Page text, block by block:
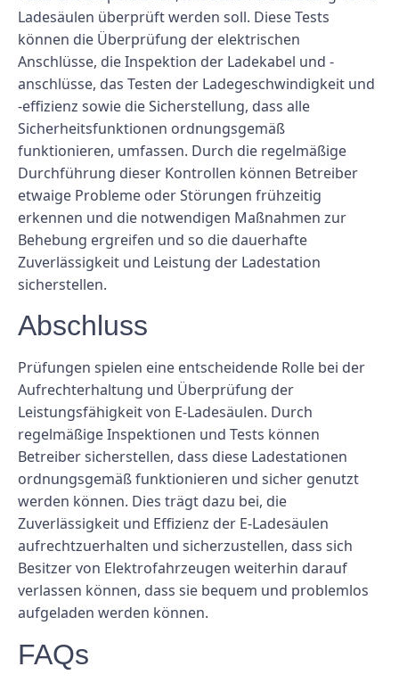
Ladesäulen überprüft werden soll. Diese Tests
können die Überprüfung der elektrischen
Anschlüsse, die Inspektion der Ladekabel und -
anschlüsse, das Testen der Ladegeschwindigkeit und
-effizienz sowie die Sicherstellung, dass alle
Sicherheitsfunktionen ordnungsgemäß
funktionieren, umfassen. Durch die regelmäßige
Durchführung dieser Kontrollen können Betreiber
etwaige Probleme oder Störungen frühzeitig
erkennen und die notwendigen Maßnahmen zur
Behebung ergreifen und so die dauerhafte
Zuverlässigkeit und Leistung der Ladestation
sicherstellen.
Abschluss
Prüfungen spielen eine entscheidende Rolle bei der
Aufrechterhaltung und Überprüfung der
Leistungsfähigkeit von E-Ladesäulen. Durch
regelmäßige Inspektionen und Tests können
Betreiber sicherstellen, dass diese Ladestationen
ordnungsgemäß funktionieren und sicher genutzt
werden können. Dies trägt dazu bei, die
Zuverlässigkeit und Effizienz der E-Ladesäulen
aufrechtzuerhalten und sicherzustellen, dass sich
Besitzer von Elektrofahrzeugen weiterhin darauf
verlassen können, dass sie bequem und problemlos
aufgeladen werden können.
FAQs